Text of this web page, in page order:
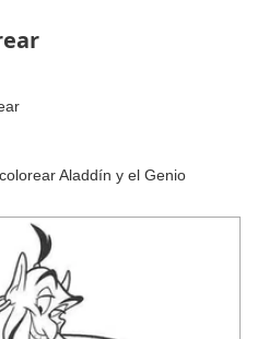
Aladdín y el Genio